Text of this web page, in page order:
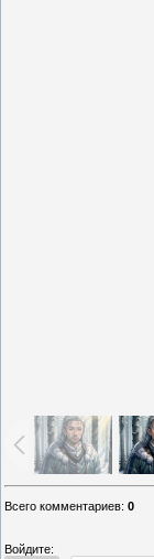
Всего комментариев: 0
Войдите: